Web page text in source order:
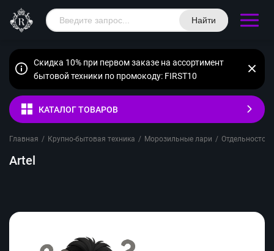
Найти
Скидка 10% при первом заказе на ассортимент
бытовой техники по промокоду: FIRST10
КАТАЛОГ ТОВАРОВ
Главная / Крупно-бытовая техника / Морозильные лари /
Artel